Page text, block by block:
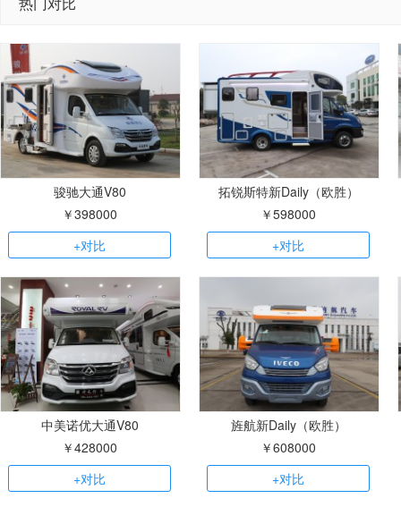
热门对比
骏驰大通V80
￥398000
+对比
拓锐斯特新Daily（欧胜）
￥598000
+对比
中美诺优大通V80
￥428000
+对比
旌航新Daily（欧胜）
￥608000
+对比